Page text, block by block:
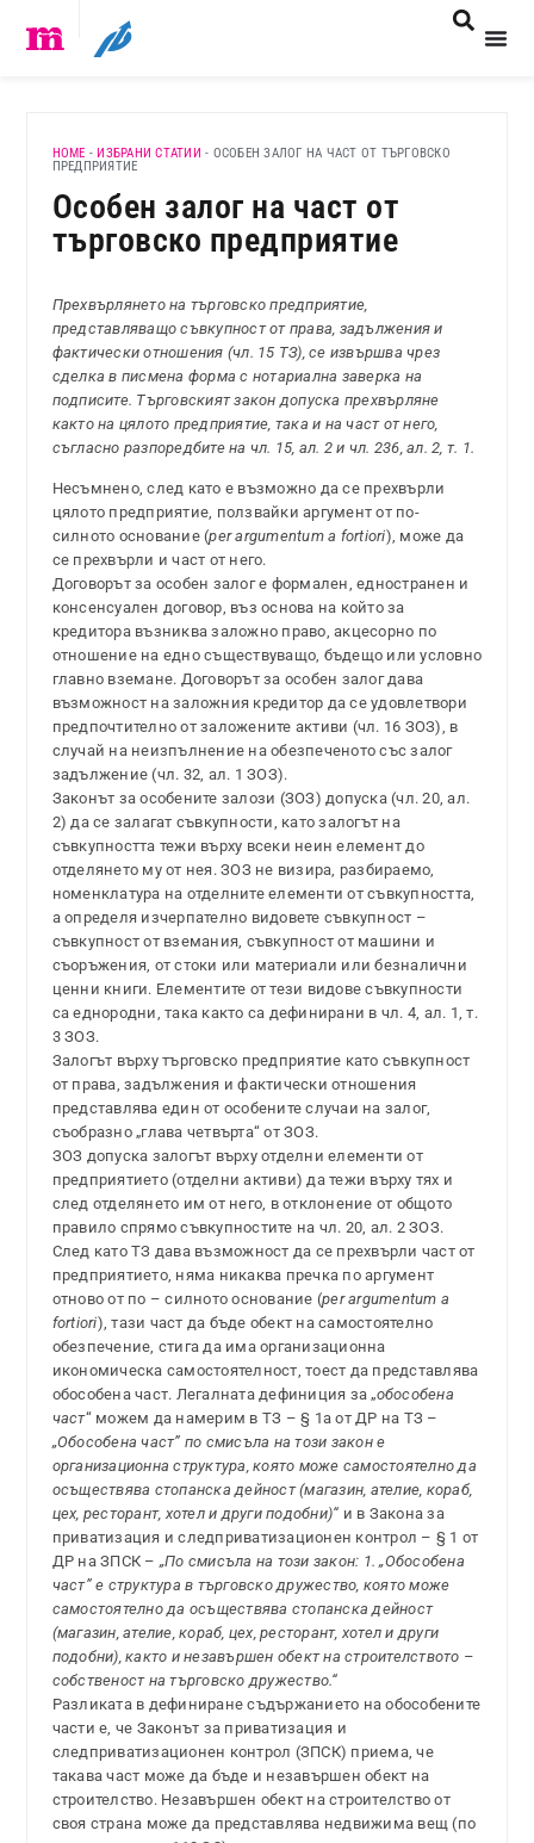
HOME - ИЗБРАНИ СТАТИИ - ОСОБЕН ЗАЛОГ НА ЧАСТ ОТ ТЪРГОВСКО
ПРЕДПРИЯТИЕ
Особен залог на част от
търговско предприятие
Прехвърлянето на търговско предприятие,
представляващо съвкупност от права, задължения и
фактически отношения (чл. 15 ТЗ), се извършва чрез
сделка в писмена форма с нотариална заверка на
подписите. Търговският закон допуска прехвърляне
както на цялото предприятие, така и на част от него,
съгласно разпоредбите на чл. 15, ал. 2 и чл. 236, ал. 2, т. 1.
Несъмнено, след като е възможно да се прехвърли
цялото предприятие, ползвайки аргумент от по-
силното основание (per argumentum a fortiori), може да
се прехвърли и част от него.
Договорът за особен залог е формален, едностранен и
консенсуален договор, въз основа на който за
кредитора възниква заложно право, акцесорно по
отношение на едно съществуващо, бъдещо или условно
главно вземане. Договорът за особен залог дава
възможност на заложния кредитор да се удовлетвори
предпочтително от заложените активи (чл. 16 ЗОЗ), в
случай на неизпълнение на обезпеченото със залог
задължение (чл. 32, ал. 1 ЗОЗ).
Законът за особените залози (ЗОЗ) допуска (чл. 20, ал.
2) да се залагат съвкупности, като залогът на
съвкупността тежи върху всеки неин елемент до
отделянето му от нея. ЗОЗ не визира, разбираемо,
номенклатура на отделните елементи от съвкупността,
а определя изчерпателно видовете съвкупност –
съвкупност от вземания, съвкупност от машини и
съоръжения, от стоки или материали или безналични
ценни книги. Елементите от тези видове съвкупности
са еднородни, така както са дефинирани в чл. 4, ал. 1, т.
3 ЗОЗ.
Залогът върху търговско предприятие като съвкупност
от права, задължения и фактически отношения
представлява един от особените случаи на залог,
съобразно „глава четвърта“ от ЗОЗ.
ЗОЗ допуска залогът върху отделни елементи от
предприятието (отделни активи) да тежи върху тях и
след отделянето им от него, в отклонение от общото
правило спрямо съвкупностите на чл. 20, ал. 2 ЗОЗ.
След като ТЗ дава възможност да се прехвърли част от
предприятието, няма никаква пречка по аргумент
отново от по – силното основание (per argumentum a
fortiori), тази част да бъде обект на самостоятелно
обезпечение, стига да има организационна
икономическа самостоятелност, тоест да представлява
обособена част. Легалната дефиниция за „обособена
част“ можем да намерим в ТЗ – § 1а от ДР на ТЗ –
„Обособена част” по смисъла на този закон е
организационна структура, която може самостоятелно да
осъществява стопанска дейност (магазин, ателие, кораб,
цех, ресторант, хотел и други подобни)“ и в Закона за
приватизация и следприватизационен контрол – § 1 от
ДР на ЗПСК – „По смисъла на този закон: 1. „Обособена
част” е структура в търговско дружество, която може
самостоятелно да осъществява стопанска дейност
(магазин, ателие, кораб, цех, ресторант, хотел и други
подобни), както и незавършен обект на строителството –
собственост на търговско дружество.“
Разликата в дефиниране съдържанието на обособените
части е, че Законът за приватизация и
следприватизационен контрол (ЗПСК) приема, че
такава част може да бъде и незавършен обект на
строителство. Незавършен обект на строителство от
своя страна може да представлява недвижима вещ (по